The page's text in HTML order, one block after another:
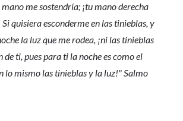
me sostendría; ¡tu mano derecha
quisiera esconderme en las tinieblas, y
la luz que me rodea, ¡ni las tinieblas
de ti, pues para ti la noche es como el
lo mismo las tinieblas y la luz!"Salmo